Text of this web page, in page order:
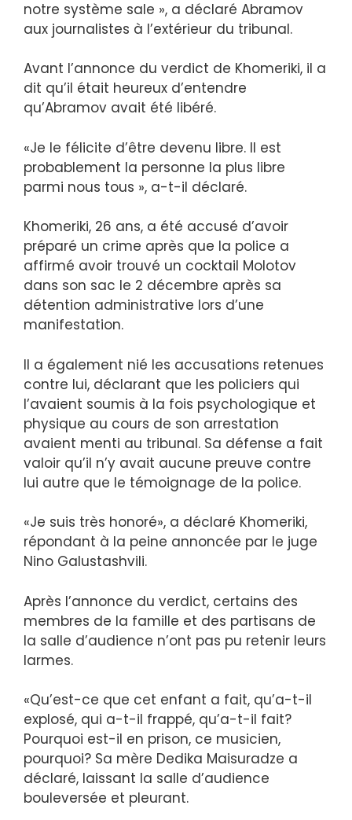
notre système sale », a déclaré Abramov
aux journalistes à l’extérieur du tribunal.
Avant l’annonce du verdict de Khomeriki, il a
dit qu’il était heureux d’entendre
qu’Abramov avait été libéré.
«Je le félicite d’être devenu libre. Il est
probablement la personne la plus libre
parmi nous tous », a-t-il déclaré.
Khomeriki, 26 ans, a été accusé d’avoir
préparé un crime après que la police a
affirmé avoir trouvé un cocktail Molotov
dans son sac le 2 décembre après sa
détention administrative lors d’une
manifestation.
Il a également nié les accusations retenues
contre lui, déclarant que les policiers qui
l’avaient soumis à la fois psychologique et
physique au cours de son arrestation
avaient menti au tribunal. Sa défense a fait
valoir qu’il n’y avait aucune preuve contre
lui autre que le témoignage de la police.
«Je suis très honoré», a déclaré Khomeriki,
répondant à la peine annoncée par le juge
Nino Galustashvili.
Après l’annonce du verdict, certains des
membres de la famille et des partisans de
la salle d’audience n’ont pas pu retenir leurs
larmes.
«Qu’est-ce que cet enfant a fait, qu’a-t-il
explosé, qui a-t-il frappé, qu’a-t-il fait?
Pourquoi est-il en prison, ce musicien,
pourquoi? Sa mère Dedika Maisuradze a
déclaré, laissant la salle d’audience
bouleversée et pleurant.